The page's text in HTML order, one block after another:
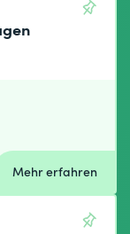
Mehr erfahren